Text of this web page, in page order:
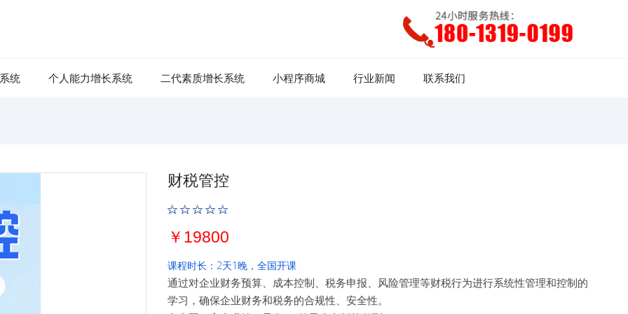
统 个人能力增长系统 二代素质增长系统 小程序商城 行业新闻 联系我们
财税管控
￥19800
课程时长：2天1晚，全国开课
通过对企业财务预算、成本控制、税务申报、风险管理等财税行为进行系统性管理和控制的
学习，确保企业财务和税务的合规性、安全性。